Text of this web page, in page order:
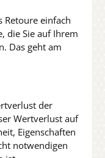
Retoure einfach
die Sie auf Ihrem
Das geht am
der
Wertverlust auf
Eigenschaften
notwendigen